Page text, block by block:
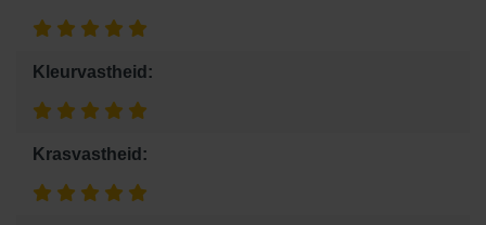
Kleurvastheid:
Krasvastheid: